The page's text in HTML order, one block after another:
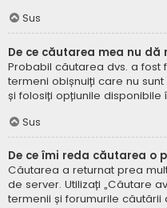
Sus
De ce căutarea mea nu dă
Probabil căutarea dvs. a fost
termeni obișnuiți care nu
și folosiți opțiunile
Sus
De ce îmi reda căutarea o
Căutarea a returnat prea
de server. Utilizați „Căutare
termenii și forumurile căutării